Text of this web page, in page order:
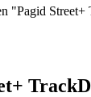
"Pagid Street+